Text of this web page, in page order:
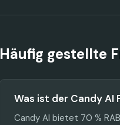
Häufig gestellte
Was ist der Candy AI
Candy AI bietet 70 %